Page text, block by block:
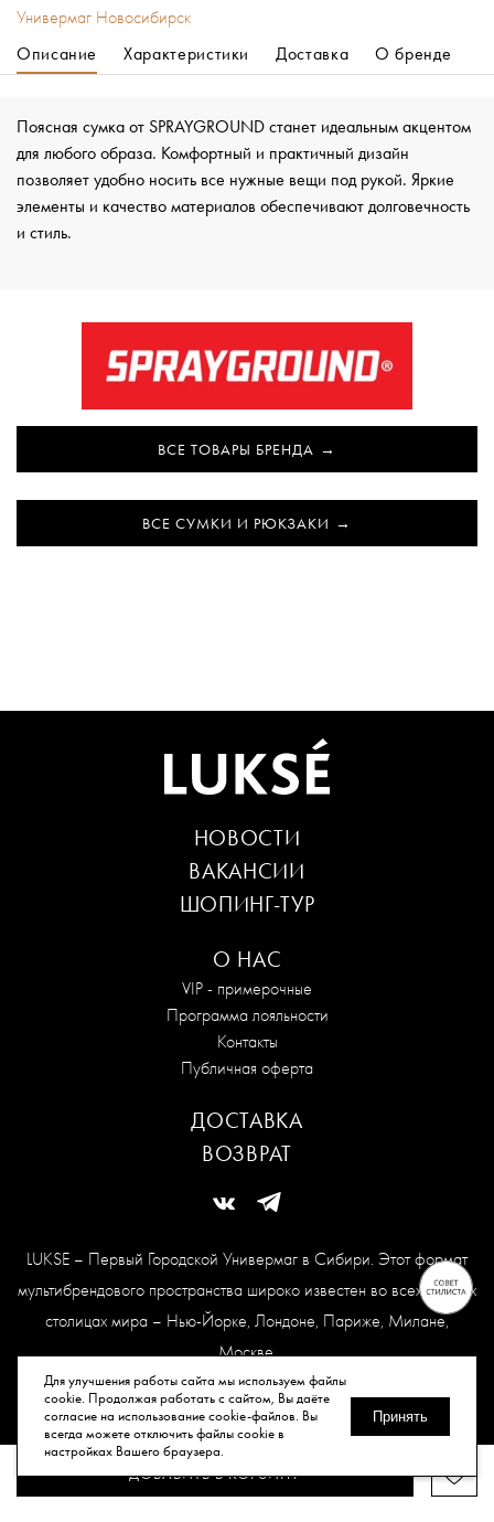
Для улучшения работы сайта мы используем файлы
cookie. Продолжая работать с сайтом, Вы даёте
согласие на использование cookie-файлов. Вы
всегда можете отключить файлы cookie в
настройках Вашего браузера.
Принять
ДОБАВИТЬ В КОРЗИНУ
Универмаг Новосибирск
Описание
Характеристики Доставка О бренде
Поясная сумка от SPRAYGROUND станет идеальным акцентом
для любого образа. Комфортный и практичный дизайн
позволяет удобно носить все нужные вещи под рукой. Яркие
элементы и качество материалов обеспечивают долговечность
и стиль.
ВСЕ ТОВАРЫ БРЕНДА
ВСЕ СУМКИ И РЮКЗАКИ
LUKSE – Первый Городской Универмаг в Сибири. Этот формат
мультибрендового пространства широко известен во всех модных
столицах мира – Нью-Йорке, Лондоне, Париже, Милане,
Москве.
Карта сайта
© Все права защищены, 2026.
О НАС
VIP - примерочные
Программа лояльности
Контакты
Публичная оферта
НОВОСТИ
ВАКАНСИИ
ШОПИНГ-ТУР
ДОСТАВКА
ВОЗВРАТ